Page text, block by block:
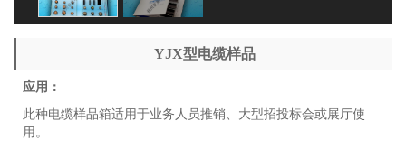
YJX型电缆样品
应用：
此种电缆样品箱适用于业务人员推销、大型招投标会或展厅使
用。